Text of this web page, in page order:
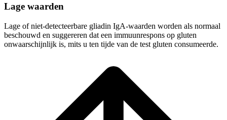
Lage waarden
Lage of niet-detecteerbare gliadin IgA-waarden worden als normaal
beschouwd en suggereren dat een immuunrespons op gluten
onwaarschijnlijk is, mits u ten tijde van de test gluten consumeerde.